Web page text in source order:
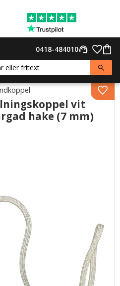
support_agent
0418-484010
vit
hake (7 mm)